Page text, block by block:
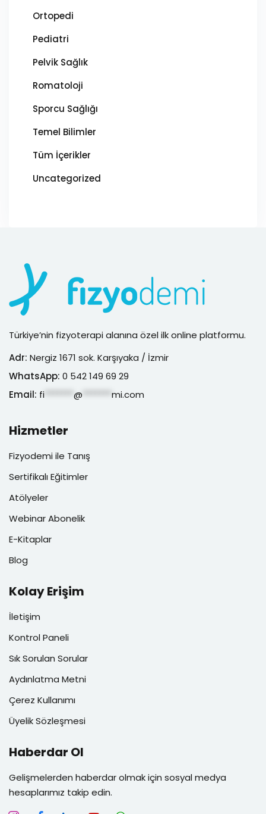
Ortopedi
Pediatri
Pelvik Sağlık
Romatoloji
Sporcu Sağlığı
Temel Bilimler
Tüm İçerikler
Uncategorized
Türkiye’nin fizyoterapi alanına özel ilk online platformu.
Adr: Nergiz 1671 sok. Karşıyaka / İzmir
WhatsApp: 0 542 149 69 29
Email: fi ******* @ ******* mi.com
Hizmetler
Fizyodemi ile Tanış
Sertifikalı Eğitimler
Atölyeler
Webinar Abonelik
E-Kitaplar
Blog
Kolay Erişim
İletişim
Kontrol Paneli
Sık Sorulan Sorular
Aydınlatma Metni
Çerez Kullanımı
Üyelik Sözleşmesi
Haberdar Ol
Gelişmelerden haberdar olmak için sosyal medya
hesaplarımız takip edin.